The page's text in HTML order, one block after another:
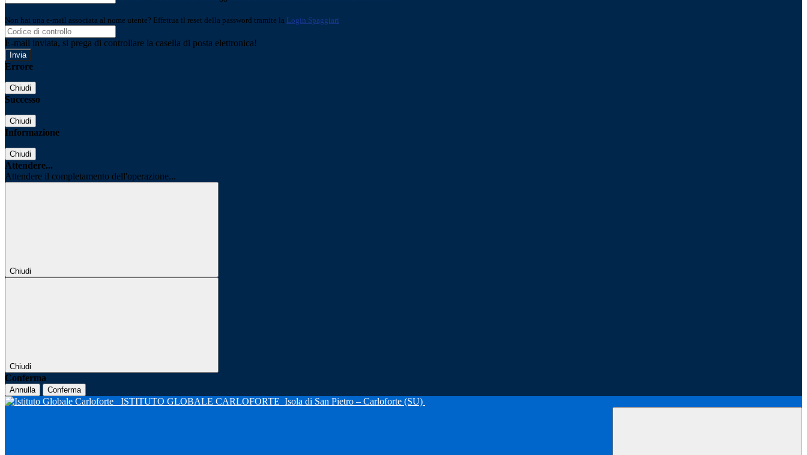
Non hai una e-mail associata al nome utente? Effettua il reset della password tramite la Login Spaggiari
E-mail inviata, si prega di controllare la casella di posta elettronica!
Errore
Chiudi
Successo
Chiudi
Informazione
Chiudi
Attendere...
Attendere il completamento dell'operazione...
Chiudi
Chiudi
Conferma
Annulla Conferma
ISTITUTO GLOBALE CARLOFORTE Isola di San Pietro – Carloforte (SU)